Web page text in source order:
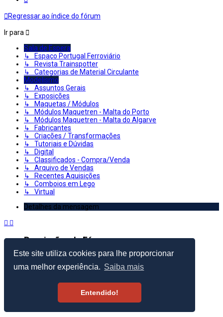
Este site utiliza cookies para lhe proporcionar
uma melhor experiência. Saiba mais
Entendido!
Regressar ao índice do fórum
Ir para
Sala de Espera
↳ Espaço Portugal Ferroviário
↳ Revista Trainspotter
↳ Categorias de Material Circulante
Modelismo
↳ Assuntos Gerais
↳ Exposições
↳ Maquetas / Módulos
↳ Módulos Maquetren - Malta do Porto
↳ Módulos Maquetren - Malta do Algarve
↳ Fabricantes
↳ Criações / Transformações
↳ Tutoriais e Dúvidas
↳ Digital
↳ Classificados - Compra/Venda
↳ Arquivo de Vendas
↳ Recentes Aquisições
↳ Comboios em Lego
↳ Virtual
Detalhes da mensagem
Permissões do Fórum
Criar Tópicos: Proibido
Responder Tópicos: Proibido
Editar Mensagens: Proibido
Apagar Mensagens: Proibido
Enviar anexos: Proibido
© 2003–2026 Portugal Ferroviário